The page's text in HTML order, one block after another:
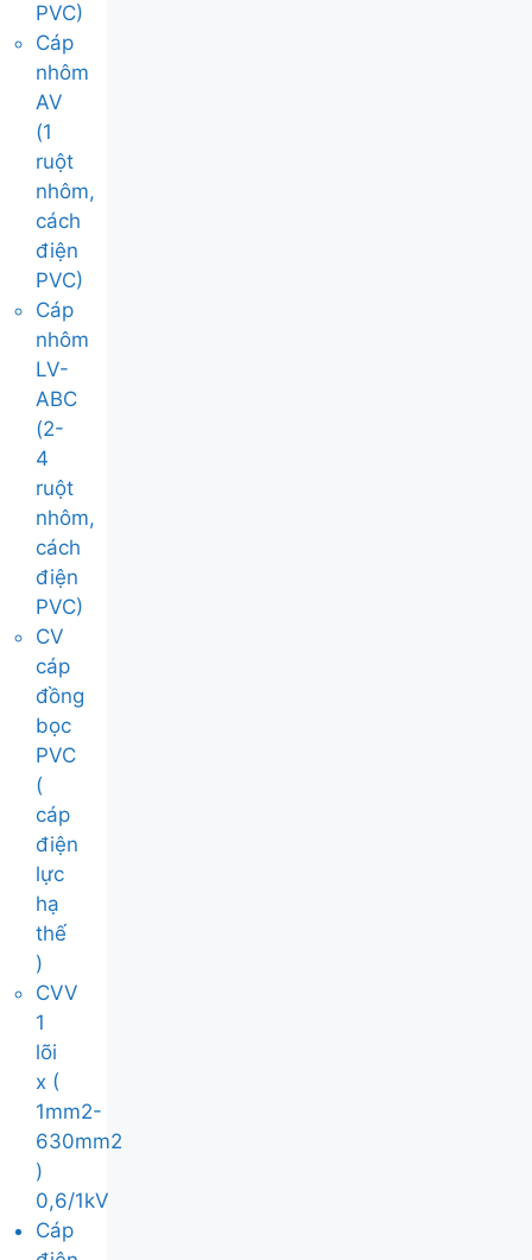
PVC)
Cáp
nhôm
AV
(1
ruột
nhôm,
cách
điện
PVC)
Cáp
nhôm
LV-
ABC
(2-
4
ruột
nhôm,
cách
điện
PVC)
CV
cáp
đồng
bọc
PVC
(
cáp
điện
lực
hạ
thế
)
CVV
1
lõi
x (
1mm2-
630mm2
)
0,6/1kV
Cáp